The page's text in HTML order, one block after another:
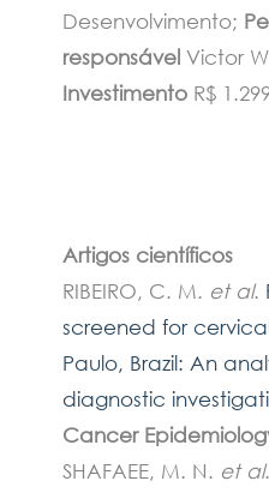
Desenvolvimento;
responsável Victor
Investimento R$
Artigos científicos
RIBEIRO, C. M. et al.
screened for
Paulo, Brazil: An
diagnostic
Cancer
SHAFAEE, M. N. et al.